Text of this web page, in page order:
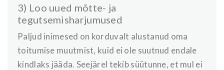
3) Loo uued mõtte- ja
tegutsemisharjumused
Paljud inimesed on korduvalt alustanud oma
toitumise muutmist, kuid ei ole suutnud endale
kindlaks jääda. Seejärel tekib süütunne, et mul ei